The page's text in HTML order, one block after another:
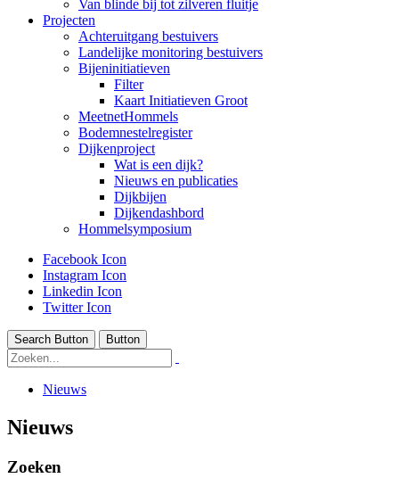
Van blinde bij tot zilveren fluitje
Projecten
Achteruitgang bestuivers
Landelijke monitoring bestuivers
Bijeninitiatieven
Filter
Kaart Initiatieven Groot
MeetnetHommels
Bodemnestelregister
Dijkenproject
Wat is een dijk?
Nieuws en publicaties
Dijkbijen
Dijkendashbord
Hommelsymposium
Facebook Icon
Instagram Icon
Linkedin Icon
Twitter Icon
Search Button Button
Nieuws
Nieuws
Zoeken